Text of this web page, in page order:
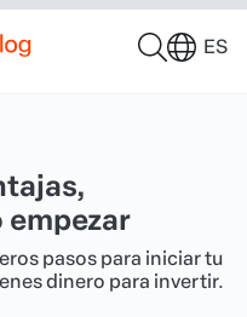
ES
empezar
pasos para iniciar tu
dinero para invertir.